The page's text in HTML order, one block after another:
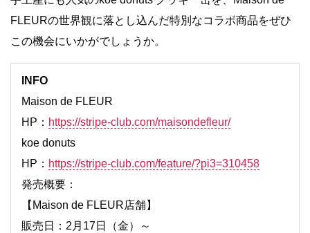
FLEURの世界観に落とし込んだ特別なコラボ商品をぜひ
この機会にいかがでしょうか。
INFO
Maison de FLEUR
HP： https://stripe-club.com/maisondefleur/
koe donuts
HP： https://stripe-club.com/feature/?pi3=310458
発売概要：
【Maison de FLEUR店舗】
販売日：2月17日（金）～